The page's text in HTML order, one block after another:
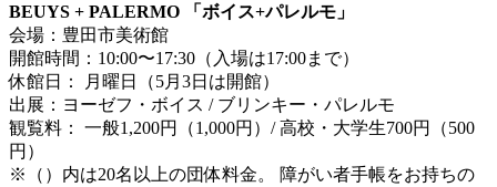
BEUYS + PALERMO 「ボイス+パレルモ」
会場：豊田市美術館
開館時間：10:00〜17:30（入場は17:00まで）
休館日： 月曜日（5月3日は開館）
出展：ヨーゼフ・ボイス / ブリンキー・パレルモ
観覧料： 一般1,200円（1,000円）/ 高校・大学生700円（500
円）
※（）内は20名以上の団体料金。 障がい者手帳をお持ちの